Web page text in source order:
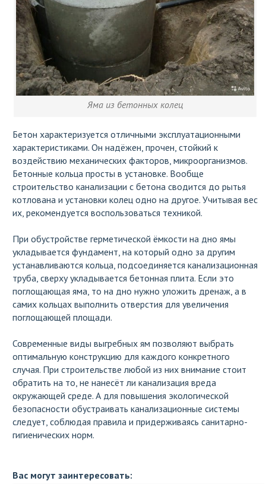
Яма из бетонных колец
Бетон характеризуется отличными эксплуатационными
характеристиками. Он надёжен, прочен, стойкий к
воздействию механических факторов, микроорганизмов.
Бетонные кольца просты в установке. Вообще
строительство канализации с бетона сводится до рытья
котлована и установки колец одно на другое. Учитывая вес
их, рекомендуется воспользоваться техникой.
При обустройстве герметической ёмкости на дно ямы
укладывается фундамент, на который одно за другим
устанавливаются кольца, подсоединяется канализационная
труба, сверху укладывается бетонная плита. Если это
поглощающая яма, то на дно нужно уложить дренаж, а в
самих кольцах выполнить отверстия для увеличения
поглощающей площади.
Современные виды выгребных ям позволяют выбрать
оптимальную конструкцию для каждого конкретного
случая. При строительстве любой из них внимание стоит
обратить на то, не нанесёт ли канализация вреда
окружающей среде. А для повышения экологической
безопасности обустраивать канализационные системы
следует, соблюдая правила и придерживаясь санитарно-
гигиенических норм.
Вас могут заинтересовать: